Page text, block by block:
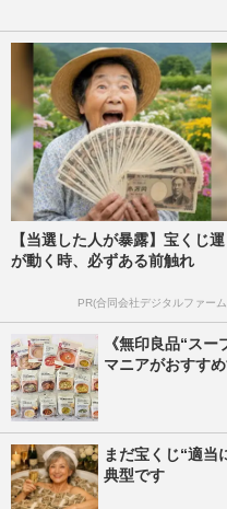
【当選した人が暴露】宝くじ運
が動く時、必ずある前触れ
PR(合同会社デジタルファー
《無印良品“ス
マニアがおすす
まだ宝くじ“適当
典型です